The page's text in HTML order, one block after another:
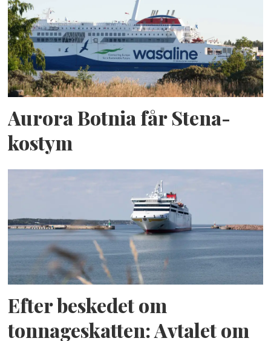
Aurora Botnia får Stena-
kostym
Efter beskedet om
tonnageskatten: Avtalet om